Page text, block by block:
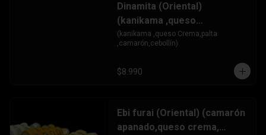
Dinamita (Oriental)
(kanikama ,queso
Crema,palta
,camarón,cebollín)
(kanikama ,queso Crema,palta
,camarón,cebollín)
$8.990
Ebi furai (Oriental) (camarón
apanado,queso crema,